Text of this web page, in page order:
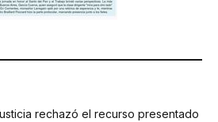
rechazó el recurso presentado